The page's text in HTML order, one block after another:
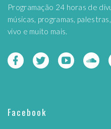
Programação 24 horas de
músicas, programas,
vivo e muito mais.
Facebook